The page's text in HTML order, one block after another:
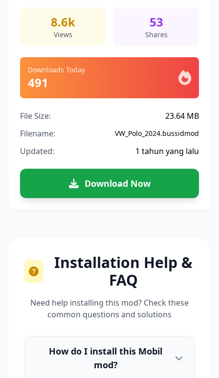
8.6k
Views
53
Shares
Downloads Today
491
File Size:
23.64 MB
Filename:
VW_Polo_2024.bussidmod
Updated: 1 tahun yang lalu
Download Now
Installation Help &
FAQ
Need help installing this mod? Check these
common questions and solutions
How do I install this Mobil
mod?